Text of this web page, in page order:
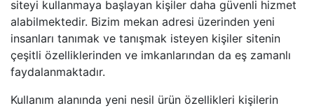
siteyi kullanmaya başlayan kişiler daha güvenli hizmet
alabilmektedir. Bizim mekan adresi üzerinden yeni
insanları tanımak ve tanışmak isteyen kişiler sitenin
çeşitli özelliklerinden ve imkanlarından da eş zamanlı
faydalanmaktadır.
Kullanım alanında yeni nesil ürün özellikleri kişilerin